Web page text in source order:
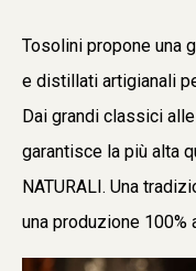
Tosolini propone una
e distillati artigianali
Dai grandi classici
garantisce la più alta
NATURALI. Una
una produzione 100%